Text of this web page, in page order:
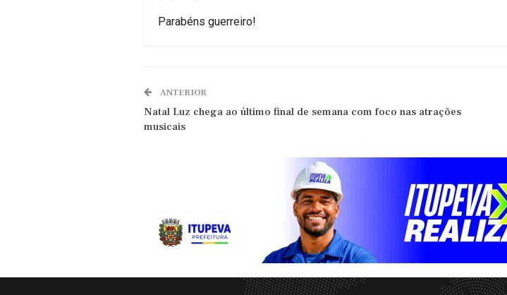
Parabéns guerreiro!
ANTERIOR
Natal Luz chega ao último final de semana com foco nas atrações
musicais